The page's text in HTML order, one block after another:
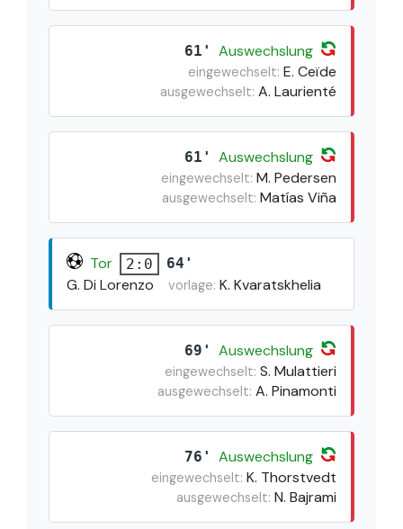
61' Auswechslung
eingewechselt: E. Ceïde
ausgewechselt: A. Laurienté
61' Auswechslung
eingewechselt: M. Pedersen
ausgewechselt: Matías Viña
Tor 2:0 64'
G. Di Lorenzo vorlage: K. Kvaratskhelia
69' Auswechslung
eingewechselt: S. Mulattieri
ausgewechselt: A. Pinamonti
76' Auswechslung
eingewechselt: K. Thorstvedt
ausgewechselt: N. Bajrami